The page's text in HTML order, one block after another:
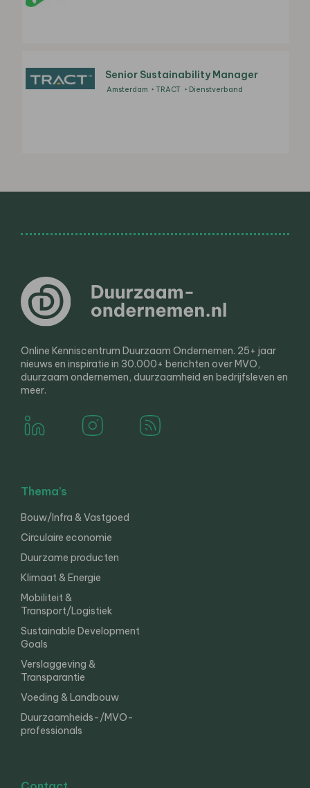
Senior Sustainability Manager
Amsterdam TRACT Dienstverband
Online Kenniscentrum Duurzaam Ondernemen. 25+ jaar
nieuws en inspiratie in 30.000+ berichten over MVO,
duurzaam ondernemen, duurzaamheid en bedrijfsleven en
meer.
Thema’s
Bouw/Infra & Vastgoed
Circulaire economie
Duurzame producten
Klimaat & Energie
Mobiliteit &
Transport/Logistiek
Sustainable Development
Goals
Verslaggeving &
Transparantie
Voeding & Landbouw
Duurzaamheids-/MVO-
professionals